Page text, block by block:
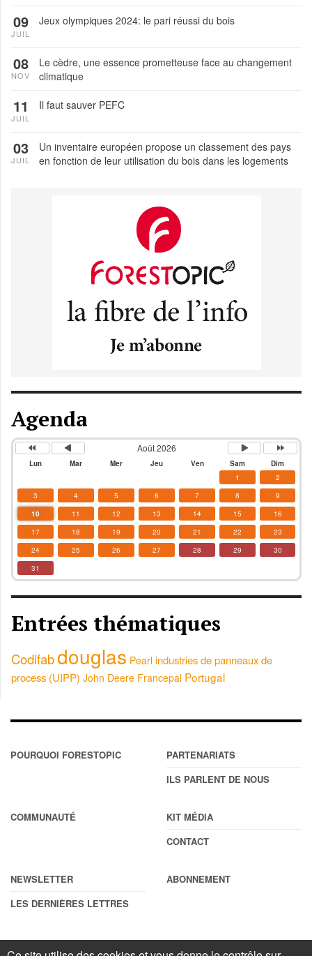
Jeux olympiques 2024: le pari réussi du bois
09
JUIL
Le cèdre, une essence prometteuse face au changement
climatique
08
NOV
Il faut sauver PEFC
11
JUIL
Un inventaire européen propose un classement des pays
en fonction de leur utilisation du bois dans les logements
03
JUIL
Agenda
Août 2026
Lun Mar Mer Jeu Ven Sam
Dim
1
2
3
4 5 6 7 8
9
10
11 12 13 14 15
16
17
18 19 20 21 22
23
24
25 26 27 28 29
30
31
Entrées thématiques
Codifabdouglas Pearl industries de panneaux de
process (UIPP) John Deere Francepal Portugal
POURQUOI FORESTOPIC
PARTENARIATS
ILS PARLENT DE NOUS
COMMUNAUTÉ
KIT MÉDIA
CONTACT
NEWSLETTER
LES DERNIÈRES LETTRES
ABONNEMENT